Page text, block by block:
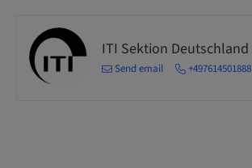
ITI Sektion Deutschland
Send email +497614501888